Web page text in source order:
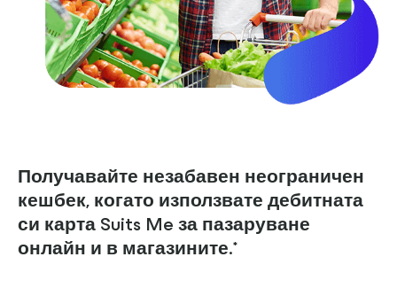
Получавайте незабавен неограничен
кешбек, когато използвате дебитната
си карта Suits Me за пазаруване
онлайн и в магазините.*